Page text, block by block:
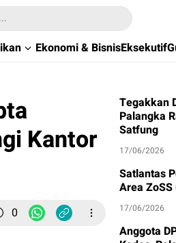
Ekonomi & BisnisEksekutif
Kantor
0
Tegakkan
Palangka
Satfung
17/06/2026
Satlantas
Area
17/06/2026
Anggota